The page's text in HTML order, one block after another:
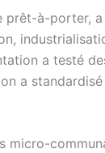
à-porter,
a testé
a
micro-